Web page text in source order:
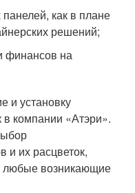
как в плане
решений;
финансов на
и установку
компании «Атэри».
и их расцветок,
любые возникающие